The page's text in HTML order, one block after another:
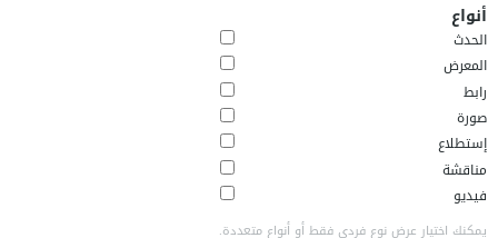
أنواع
الحدث
المعرض
رابط
صورة
إستطلاع
مناقشة
فيديو
يمكنك اختيار عرض نوع فردي فقط أو أنواع متعددة.